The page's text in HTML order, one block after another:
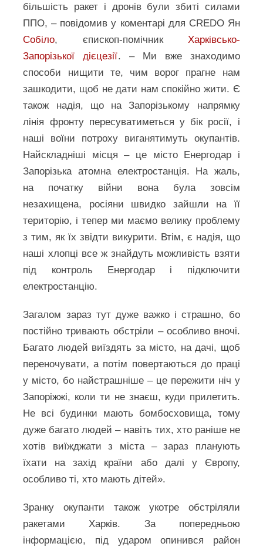
більшість ракет і дронів були збиті силами
ППО, – повідомив у коментарі для CREDO Ян
Собіло, єпископ-помічник Харківсько-
Запорізької дієцезії. – Ми вже знаходимо
способи нищити те, чим ворог прагне нам
зашкодити, щоб не дати нам спокійно жити. Є
також надія, що на Запорізькому напрямку
лінія фронту пересуватиметься у бік росії, і
наші воїни потроху виганятимуть окупантів.
Найскладніші місця – це місто Енергодар і
Запорізька атомна електростанція. На жаль,
на початку війни вона була зовсім
незахищена, росіяни швидко зайшли на її
територію, і тепер ми маємо велику проблему
з тим, як їх звідти викурити. Втім, є надія, що
наші хлопці все ж знайдуть можливість взяти
під контроль Енергодар і підключити
електростанцію.
Загалом зараз тут дуже важко і страшно, бо
постійно тривають обстріли – особливо вночі.
Багато людей виїздять за місто, на дачі, щоб
переночувати, а потім повертаються до праці
у місто, бо найстрашніше – це пережити ніч у
Запоріжжі, коли ти не знаєш, куди прилетить.
Не всі будинки мають бомбосховища, тому
дуже багато людей – навіть тих, хто раніше не
хотів виїжджати з міста – зараз планують
їхати на захід країни або далі у Європу,
особливо ті, хто мають дітей».
Зранку окупанти також укотре обстріляли
ракетами Харків. За попередньою
інформацією, під ударом опинився район